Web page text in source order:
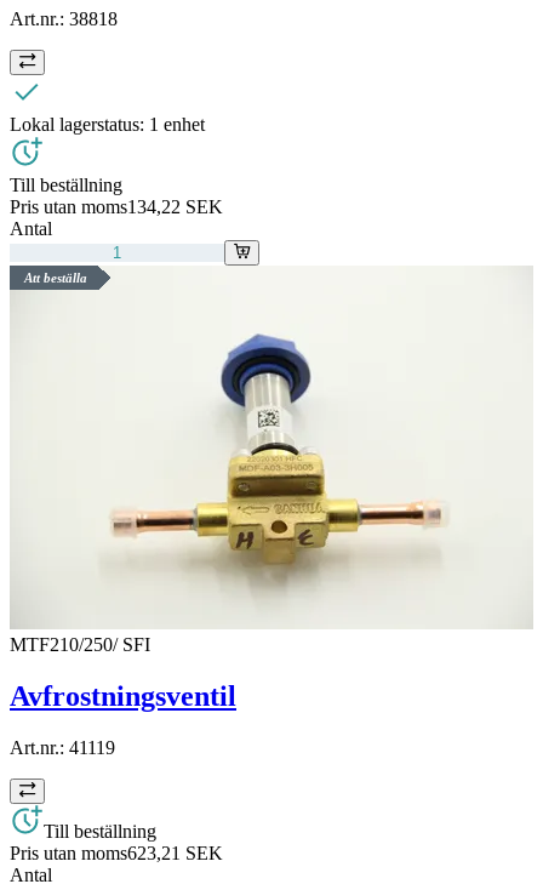
Art.nr.: 38818
Lokal lagerstatus: 1 enhet
Till beställning
Pris utan moms134,22 SEK
Antal
Att beställa
MTF210/250/ SFI
Avfrostningsventil
Art.nr.: 41119
Till beställning
Pris utan moms623,21 SEK
Antal